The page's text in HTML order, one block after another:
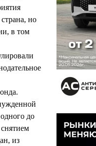
но
в том
до
из